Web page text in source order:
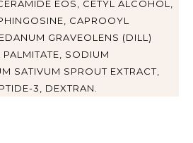
EOS, CETYL ALCOHOL,
CAPROOYL
GRAVEOLENS (DILL)
SODIUM
SATIVUM SPROUT EXTRACT,
3, DEXTRAN.